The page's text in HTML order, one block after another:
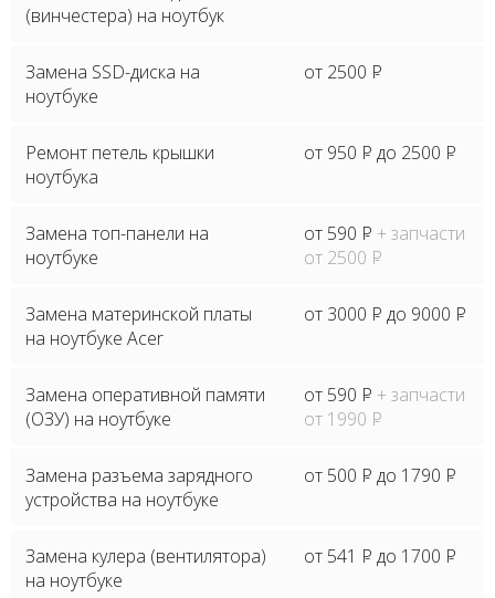
(винчестера) на ноутбук
Замена SSD-диска на
ноутбуке
от 2500 P
Ремонт петель крышки
ноутбука
от 950 P до 2500 P
Замена топ-панели на
ноутбуке
от 590 P + запчасти
от 2500 P
Замена материнской платы
на ноутбуке Acer
от 3000 P до 9000 P
Замена оперативной памяти
(ОЗУ) на ноутбуке
от 590 P + запчасти
от 1990 P
Замена разъема зарядного
устройства на ноутбуке
от 500 P до 1790 P
Замена кулера (вентилятора)
на ноутбуке
от 541 P до 1700 P